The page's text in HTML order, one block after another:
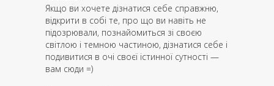
Якщо ви хочете дізнатися себе справжню,
відкрити в собі те, про що ви навіть не
підозрювали, познайомиться зі своєю
світлою і темною частиною, дізнатися себе і
подивитися в очі своєї істинної сутності —
вам сюди =)